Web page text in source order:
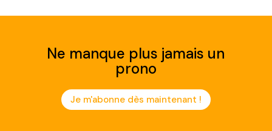
Ne manque plus jamais un
prono
Je m'abonne dès maintenant !